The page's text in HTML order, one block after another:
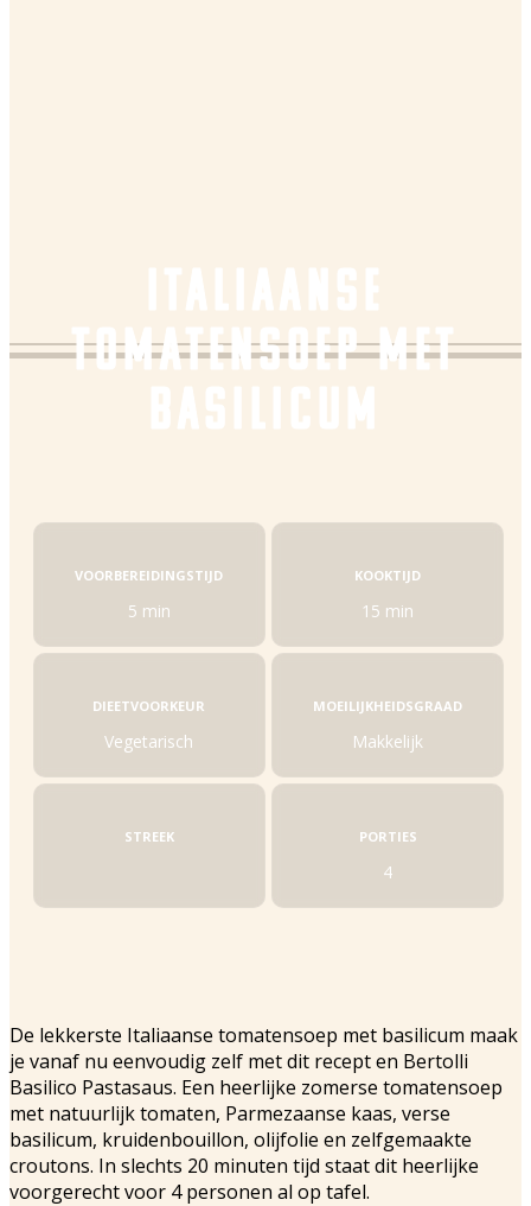
ITALIAANSE
TOMATENSOEP MET
BASILICUM
VOORBEREIDINGSTIJD
5 min
KOOKTIJD
15 min
DIEETVOORKEUR
Vegetarisch
MOEILIJKHEIDSGRAAD
Makkelijk
STREEK PORTIES
4
De lekkerste Italiaanse tomatensoep met basilicum maak
je vanaf nu eenvoudig zelf met dit recept en Bertolli
Basilico Pastasaus. Een heerlijke zomerse tomatensoep
met natuurlijk tomaten, Parmezaanse kaas, verse
basilicum, kruidenbouillon, olijfolie en zelfgemaakte
croutons. In slechts 20 minuten tijd staat dit heerlijke
voorgerecht voor 4 personen al op tafel.